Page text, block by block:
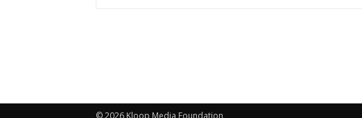
© 2026 Kloop Media Foundation